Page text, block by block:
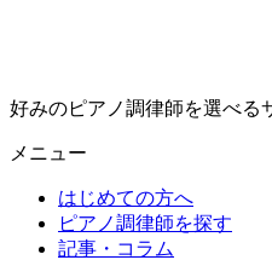
好みのピアノ調律師を選べる
メニュー
はじめての方へ
ピアノ調律師を探す
記事・コラム